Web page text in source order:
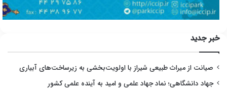
خبر جدید
صیانت از میراث طبیعی شیراز با اولویت‌بخشی به زیرساخت‌های آبیاری
جهاد دانشگاهی؛ نماد جهاد علمی و امید به آینده علمی کشور